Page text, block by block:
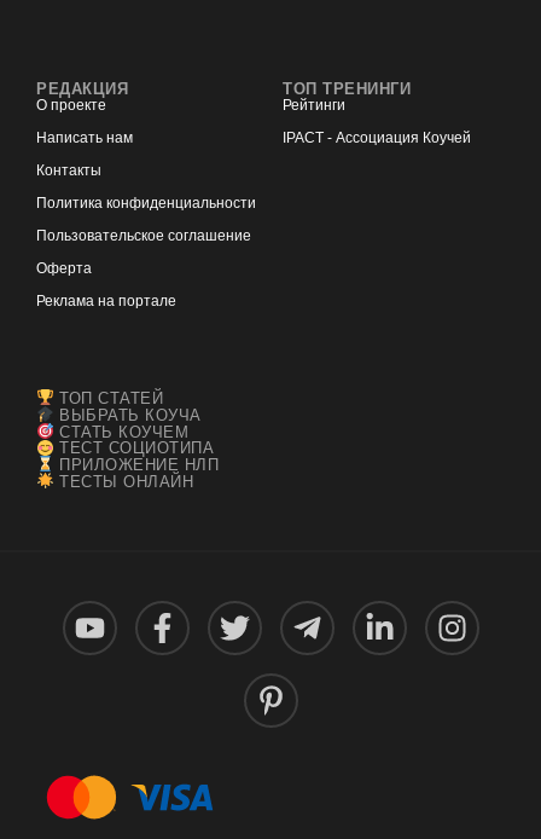
РЕДАКЦИЯ
О проекте
Написать нам
Контакты
Политика конфиденциальности
Пользовательское соглашение
Оферта
Реклама на портале
ТОП ТРЕНИНГИ
Рейтинги
IPACT - Ассоциация Коучей
ТОП СТАТЕЙ
ВЫБРАТЬ КОУЧА
СТАТЬ КОУЧЕМ
ТЕСТ СОЦИОТИПА
ПРИЛОЖЕНИЕ НЛП
ТЕСТЫ ОНЛАЙН